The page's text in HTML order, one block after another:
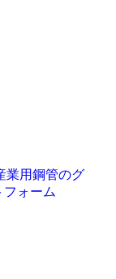
業用鋼管のグ
フォーム